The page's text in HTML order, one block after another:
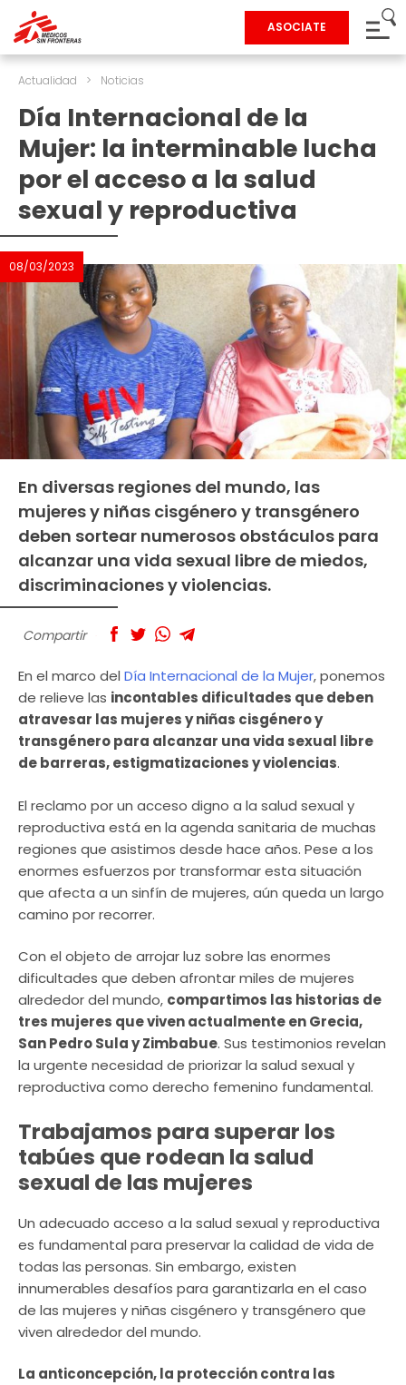
ASOCIATE
Actualidad > Noticias
Día Internacional de la
Mujer: la interminable lucha
por el acceso a la salud
sexual y reproductiva
08/03/2023
En diversas regiones del mundo, las
mujeres y niñas cisgénero y transgénero
deben sortear numerosos obstáculos para
alcanzar una vida sexual libre de miedos,
discriminaciones y violencias.
Compartir
En el marco del Día Internacional de la Mujer, ponemos
de relieve las incontables dificultades que deben
atravesar las mujeres y niñas cisgénero y
transgénero para alcanzar una vida sexual libre
de barreras, estigmatizaciones y violencias.
El reclamo por un acceso digno a la salud sexual y
reproductiva está en la agenda sanitaria de muchas
regiones que asistimos desde hace años. Pese a los
enormes esfuerzos por transformar esta situación
que afecta a un sinfín de mujeres, aún queda un largo
camino por recorrer.
Con el objeto de arrojar luz sobre las enormes
dificultades que deben afrontar miles de mujeres
alrededor del mundo, compartimos las historias de
tres mujeres que viven actualmente en Grecia,
San Pedro Sula y Zimbabue. Sus testimonios revelan
la urgente necesidad de priorizar la salud sexual y
reproductiva como derecho femenino fundamental.
Trabajamos para superar los
tabúes que rodean la salud
sexual de las mujeres
Un adecuado acceso a la salud sexual y reproductiva
es fundamental para preservar la calidad de vida de
todas las personas. Sin embargo, existen
innumerables desafíos para garantizarla en el caso
de las mujeres y niñas cisgénero y transgénero que
viven alrededor del mundo.
La anticoncepción, la protección contra las